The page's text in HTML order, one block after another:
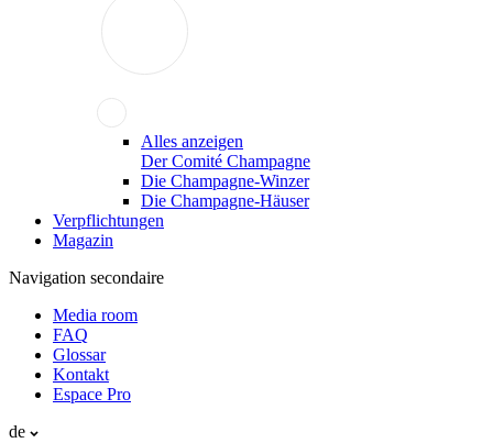
Alles anzeigen
Der Comité Champagne
Die Champagne-Winzer
Die Champagne-Häuser
Verpflichtungen
Magazin
Navigation secondaire
Media room
FAQ
Glossar
Kontakt
Espace Pro
de